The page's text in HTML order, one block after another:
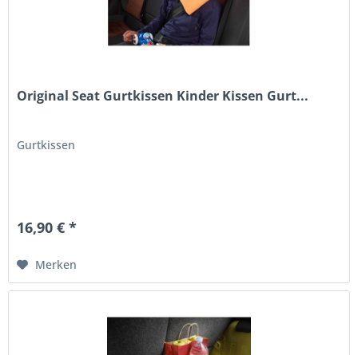
Original Seat Gurtkissen Kinder Kissen Gurt...
Gurtkissen
16,90 € *
Merken